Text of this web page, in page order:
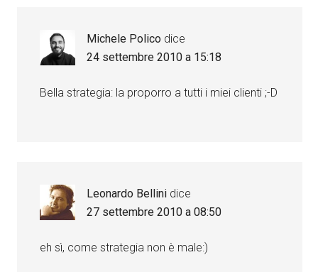
Michele Polico dice
24 settembre 2010 a 15:18
Bella strategia: la proporro a tutti i miei clienti ;-D
Leonardo Bellini dice
27 settembre 2010 a 08:50
eh sì, come strategia non è male:)